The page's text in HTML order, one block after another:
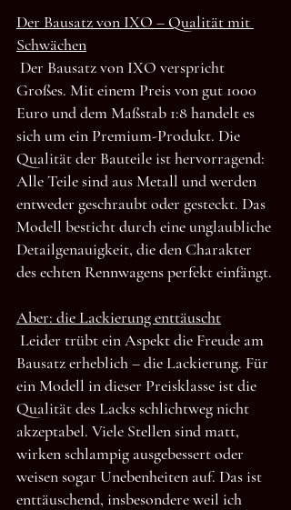
Der Bausatz von IXO – Qualität mit
Schwächen
Der Bausatz von IXO verspricht
Großes. Mit einem Preis von gut 1000
Euro und dem Maßstab 1:8 handelt es
sich um ein Premium-Produkt. Die
Qualität der Bauteile ist hervorragend:
Alle Teile sind aus Metall und werden
entweder geschraubt oder gesteckt. Das
Modell besticht durch eine unglaubliche
Detailgenauigkeit, die den Charakter
des echten Rennwagens perfekt einfängt.
Aber: die Lackierung enttäuscht
Leider trübt ein Aspekt die Freude am
Bausatz erheblich – die Lackierung. Für
ein Modell in dieser Preisklasse ist die
Qualität des Lacks schlichtweg nicht
akzeptabel. Viele Stellen sind matt,
wirken schlampig ausgebessert oder
weisen sogar Unebenheiten auf. Das ist
enttäuschend, insbesondere weil ich